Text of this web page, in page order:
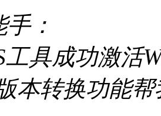
：
工具成功激活
本转换功能